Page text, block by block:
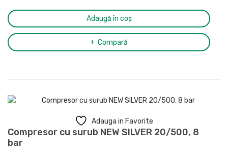
Ciclu de functionare: S1
Racord evacuare aer comprimat:1/2″
Dimensiuni (L x l x H):1935 x 678 x 1578 mm
Adaugă în coș
Compară
Adauga in Favorite
Compresor cu surub NEW SILVER 20/500, 8
bar